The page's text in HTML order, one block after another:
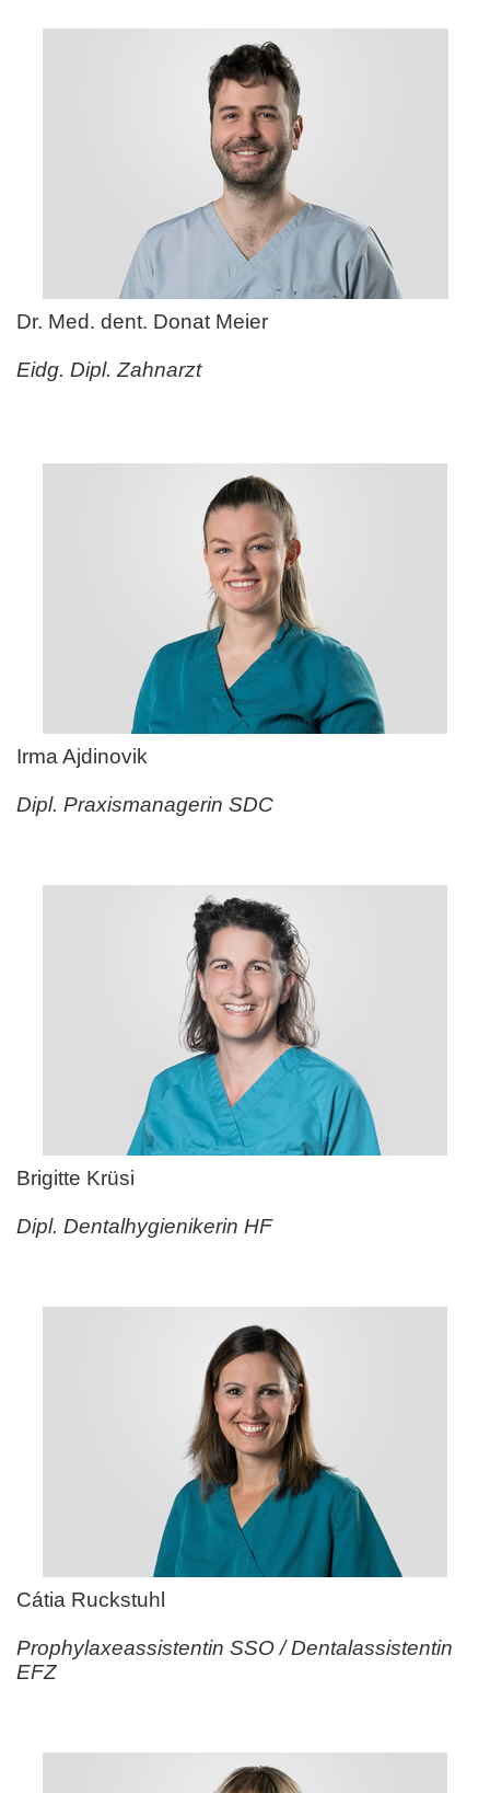
Dr. Med. dent. Donat Meier
Eidg. Dipl. Zahnarzt
Irma Ajdinovik
Dipl. Praxismanagerin SDC
Brigitte Krüsi
Dipl. Dentalhygienikerin HF
Cátia Ruckstuhl
Prophylaxeassistentin SSO / Dentalassistentin
EFZ